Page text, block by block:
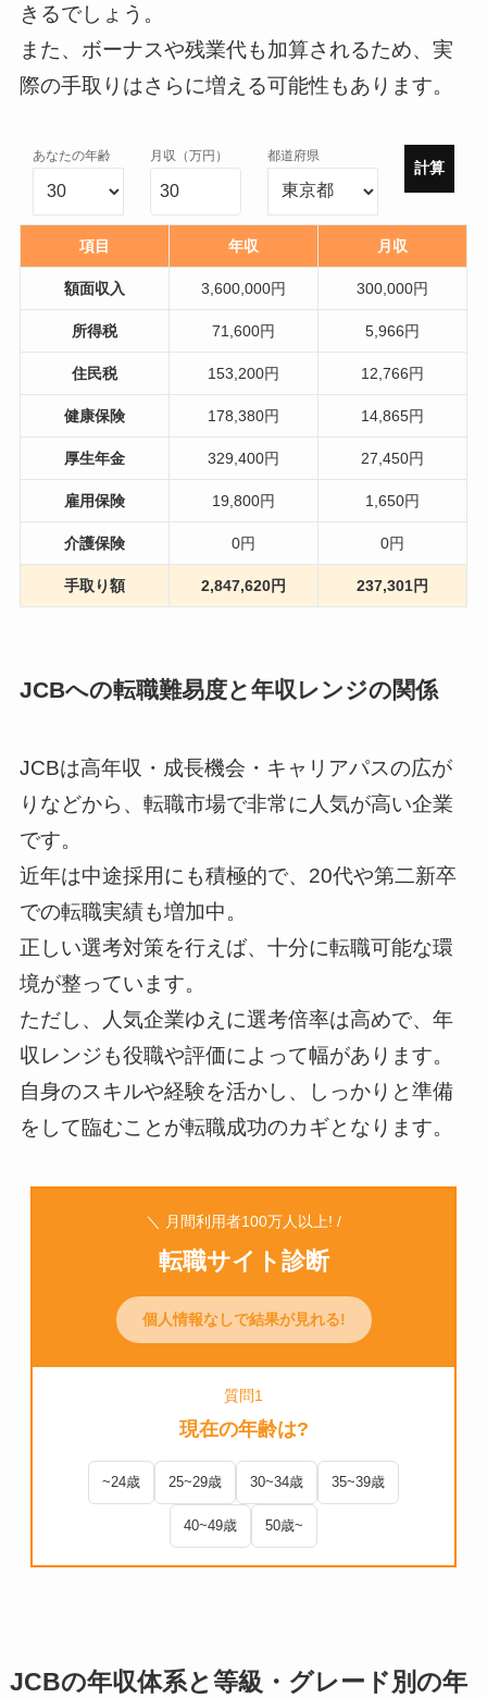
きるでしょう。
また、ボーナスや残業代も加算されるため、実
際の手取りはさらに増える可能性もあります。
あなたの年齢 月収（万円） 都道府県
計算
項目 年収 月収
額面収入 3,600,000円 300,000円
所得税 71,600円 5,966円
住民税 153,200円 12,766円
健康保険 178,380円 14,865円
厚生年金 329,400円 27,450円
雇用保険 19,800円 1,650円
介護保険 0円 0円
手取り額 2,847,620円 237,301円
JCBへの転職難易度と年収レンジの関係
JCBは高年収・成長機会・キャリアパスの広が
りなどから、転職市場で非常に人気が高い企業
です。
近年は中途採用にも積極的で、20代や第二新卒
での転職実績も増加中。
正しい選考対策を行えば、十分に転職可能な環
境が整っています。
ただし、人気企業ゆえに選考倍率は高めで、年
収レンジも役職や評価によって幅があります。
自身のスキルや経験を活かし、しっかりと準備
をして臨むことが転職成功のカギとなります。
＼ 月間利用者100万人以上! /
転職サイト診断
個人情報なしで結果が見れる!
質問1
現在の年齢は?
~24歳 25~29歳 30~34歳 35~39歳
40~49歳 50歳~
JCBの年収体系と等級・グレード別の年